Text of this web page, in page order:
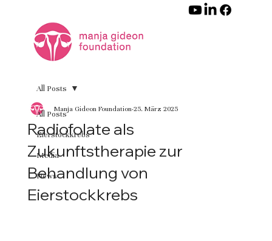
All Posts
Eierstockkrebs
Media
News
All Posts
Radiofolate als
Zukunftstherapie zur
Behandlung von
Eierstockkrebs
Manja Gideon Foundation 25. März 2025